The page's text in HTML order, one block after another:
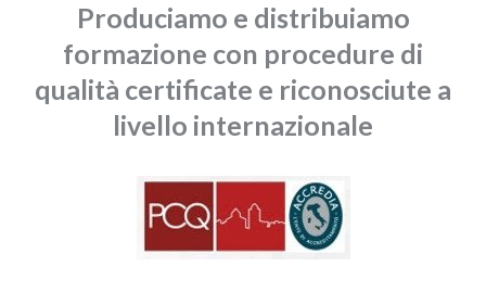
Produciamo e distribuiamo
formazione con procedure di
qualità certificate e riconosciute a
livello internazionale